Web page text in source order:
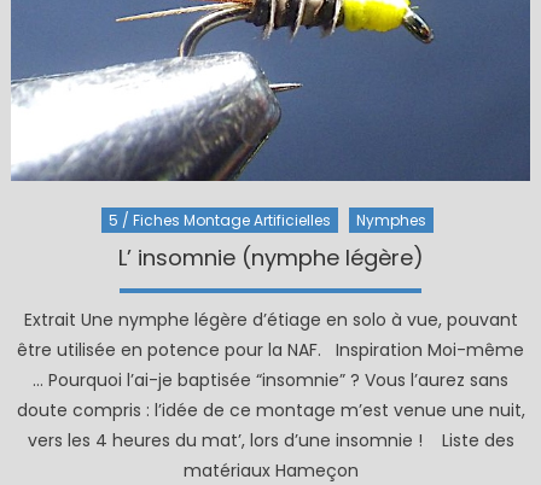
5 / Fiches Montage Artificielles Nymphes
L’ insomnie (nymphe légère)
Extrait Une nymphe légère d’étiage en solo à vue, pouvant
être utilisée en potence pour la NAF. Inspiration Moi-même
… Pourquoi l’ai-je baptisée “insomnie” ? Vous l’aurez sans
doute compris : l’idée de ce montage m’est venue une nuit,
vers les 4 heures du mat’, lors d’une insomnie ! Liste des
matériaux Hameçon